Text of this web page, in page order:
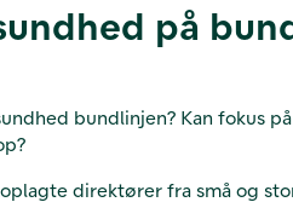
på
bundlinjen? Kan fokus
direktører fra små og